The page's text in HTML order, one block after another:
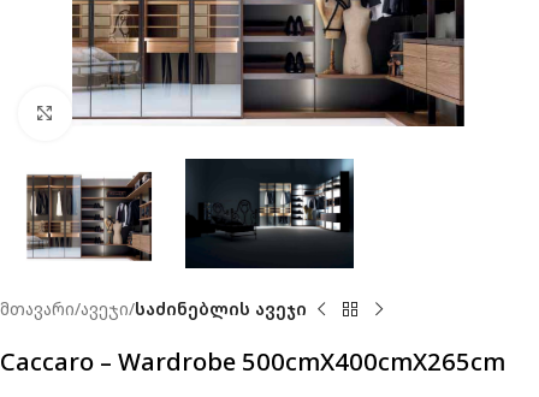
Click to enlarge
მთავარი ავეჯი საძინებლის ავეჯი
Caccaro – Wardrobe 500cmX400cmX265cm